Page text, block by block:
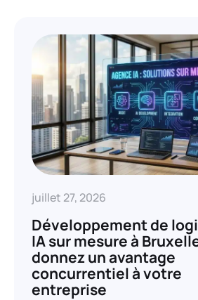
juillet 27, 2026
Développement de
IA sur mesure à
donnez un avantage
concurrentiel à votre
entreprise